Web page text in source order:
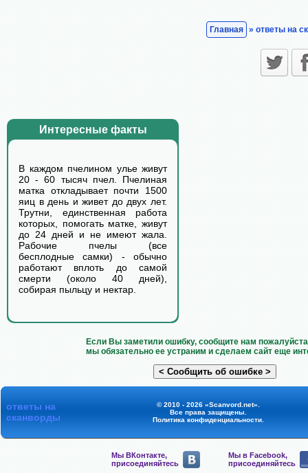
Интересные факты
В каждом пчелином улье живут
20 - 60 тысяч пчел. Пчелиная
матка откладывает почти 1500
яиц в день и живет до двух лет.
Трутни, единственная работа
которых, помогать матке, живут
до 24 дней и не имеют жала.
Рабочие пчелы (все
бесплодные самки) - обычно
работают вплоть до самой
смерти (около 40 дней),
собирая пыльцу и нектар.
Главная » ответы на
Если Вы заметили ошибку, сообщите нам
мы обязательно ее устраним и сделаем сайт еще
ответы на
сканворды
© 2010 - 2026 «Scanvord.net».
Все права защищены.
Политика конфиденциальности.
Мы ВКонтакте,
присоединяйтесь
Мы в Facebook,
присоединяйтесь